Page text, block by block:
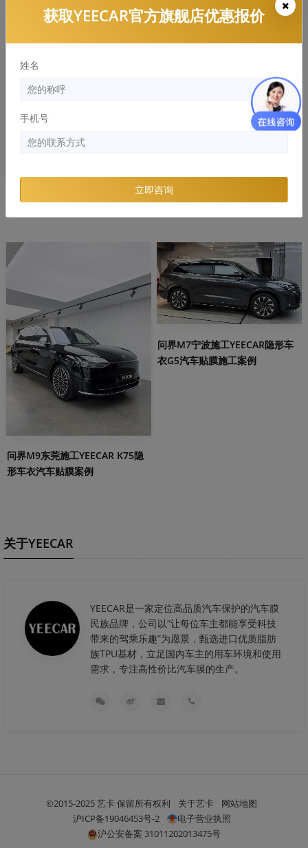
问界M5施工YEECAR改色膜
问界M5消光康乃馨粉YEECAR改
问界M9东莞施工YEECAR K75隐
形车衣汽车贴膜案例
问界M7宁波施工YEECAR隐形车
衣G5汽车贴膜施工案例
关于YEECAR
YEECAR是一家定位高品质汽车保护的汽车膜
民族品牌，公司以“让每位车主都能享受科技
带来的驾乘乐趣”为愿景，甄选进口优质脂肪
族TPU基材，立足国内车主的用车环境和使用
需求，专注高性价比汽车膜的生产。
©2015-2025 艺卡 保留所有权利 关于艺卡
网站地图
沪ICP备19046453号-2
电子营业执照
沪公安备案 31011202013475号
获取YEECAR官方旗舰店优惠报价
姓名
手机号
立即咨询